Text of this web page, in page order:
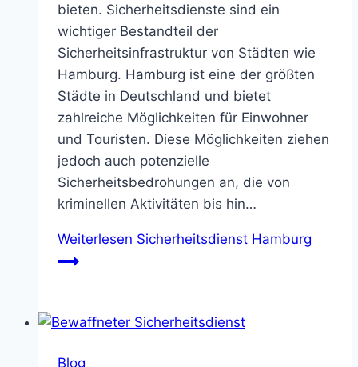
bieten. Sicherheitsdienste sind ein
wichtiger Bestandteil der
Sicherheitsinfrastruktur von Städten wie
Hamburg. Hamburg ist eine der größten
Städte in Deutschland und bietet
zahlreiche Möglichkeiten für Einwohner
und Touristen. Diese Möglichkeiten ziehen
jedoch auch potenzielle
Sicherheitsbedrohungen an, die von
kriminellen Aktivitäten bis hin…
Weiterlesen Sicherheitsdienst Hamburg
Blog